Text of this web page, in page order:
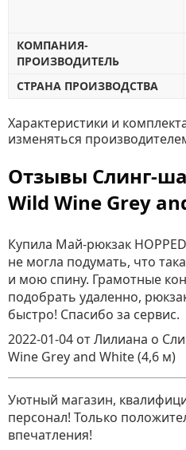
КОМПАНИЯ-
ПРОИЗВОДИТЕЛЬ
СТРАНА ПРОИЗВОДСТВА
Характеристики и
изменяться
Отзывы Слинг-
Wild Wine Grey
Купила Май-рюкзак
не могла подумать, что
и мою спину. Грамотные
подобрать удаленно,
быстро! Спасибо за сервис.
2022-01-04 от Лилиана о
Wine Grey and White (4,6 м)
Уютный магазин,
персонал! Только
впечатления!